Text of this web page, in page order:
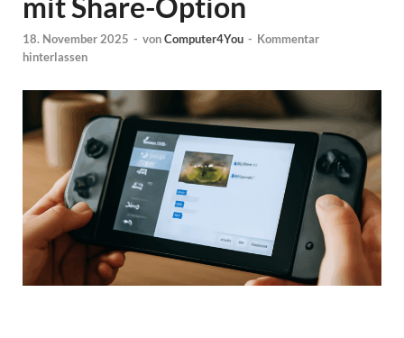
18. November 2025 - vonComputer4You - Kommentar
hinterlassen